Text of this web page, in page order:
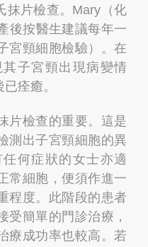
抹片檢查。Mary（化
後按醫生建議每年一
宮頸細胞檢驗）。在
子宮頸出現病變情
痊癒。
片檢查的重要。這是
測出子宮頸細胞的異
何症狀的女士亦適
常細胞，便須作進一
程度。此階段的患者
受簡單的門診治療，
療成功率也較高。若